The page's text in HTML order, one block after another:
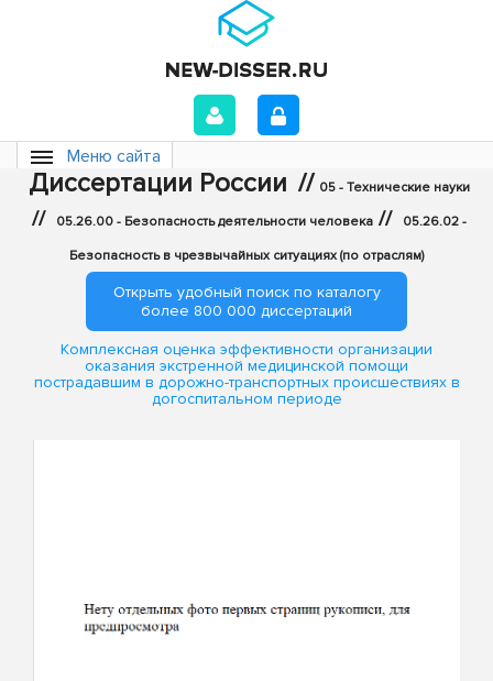
Меню сайта
Диссертации России // 05 - Технические науки
// 05.26.00 - Безопасность деятельности человека // 05.26.02 -
Безопасность в чрезвычайных ситуациях (по отраслям)
Открыть удобный поиск по каталогу
более 800 000 диссертаций
Комплексная оценка эффективности организации
оказания экстренной медицинской помощи
пострадавшим в дорожно-транспортных происшествиях в
догоспитальном периоде